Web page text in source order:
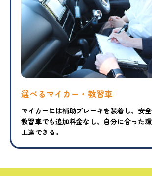
選べるマイカー・教習車
マイカーには補助ブレーキを装着し、安全
教習車でも追加料金なし、自分に合った
上達できる。